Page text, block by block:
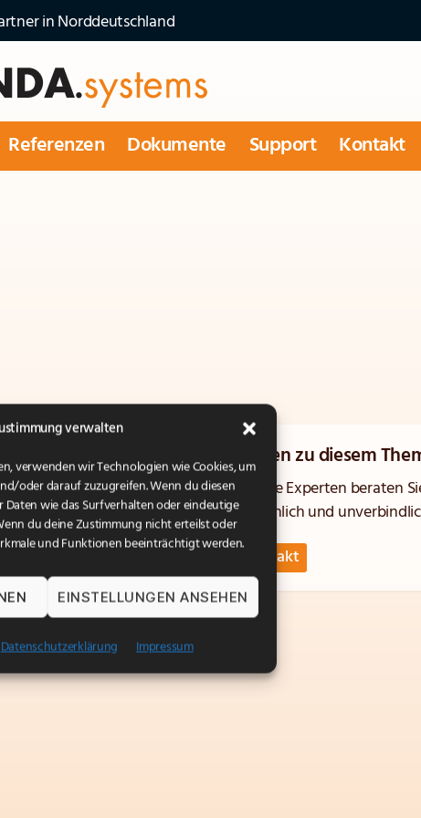
verwalten
verwenden wir Technologien wie Cookies, um
oder darauf zuzugreifen. Wenn du diesen
wie das Surfverhalten oder eindeutige
du deine Zustimmung nicht erteilst oder
und Funktionen beeinträchtigt werden.
EINSTELLUNGEN ANSEHEN
Datenschutzerklärung Impressum
in Norddeutschland
Referenzen Dokumente Support Kontakt
Fragen zu diesem
Unsere Experten beraten
persönlich und
Kontakt